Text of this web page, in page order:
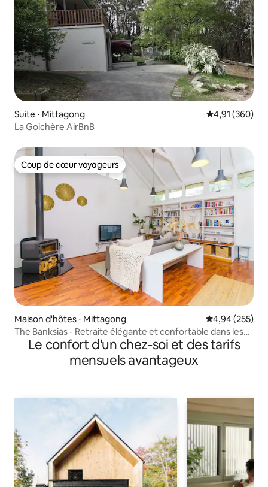
Suite ⋅ Mittagong Évaluation
4,91 (360)
La Goichère AirBnB
Coup de cœur voyageurs
Coup de cœur voyageurs
Maison d'hôtes ⋅ Mittagong Évaluation
4,94 (255)
The Banksias - Retraite élégante et confortable dans les
Highlands
Le confort d'un chez-soi et des tarifs
mensuels avantageux